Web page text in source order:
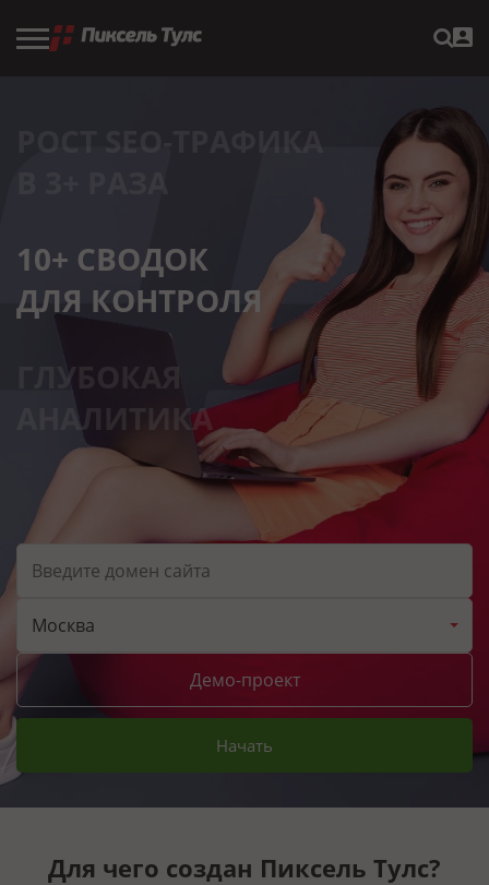
10+ СВОДОК
ДЛЯ КОНТРОЛЯ
ГЛУБОКАЯ
АНАЛИТИКА
Москва
Демо-проект
Начать
Для чего создан Пиксель Тулс?